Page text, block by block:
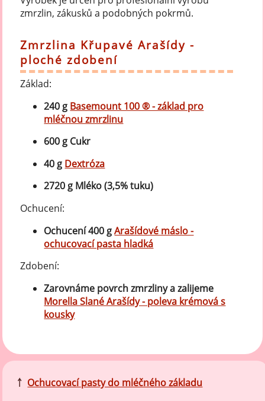
zmrzlin, zákusků a podobných pokrmů.
Zmrzlina Křupavé Arašídy -
ploché zdobení
Základ:
240 g Basemount 100 ® - základ pro
mléčnou zmrzlinu
600 g Cukr
40 g Dextróza
2720 g Mléko (3,5% tuku)
Ochucení:
Ochucení 400 gArašídové máslo -
ochucovací pasta hladká
Zdobení:
Zarovnáme povrch zmrzliny a zalijeme
Morella Slané Arašídy - poleva krémová s
kousky
￪ Ochucovací pasty do mléčného základu